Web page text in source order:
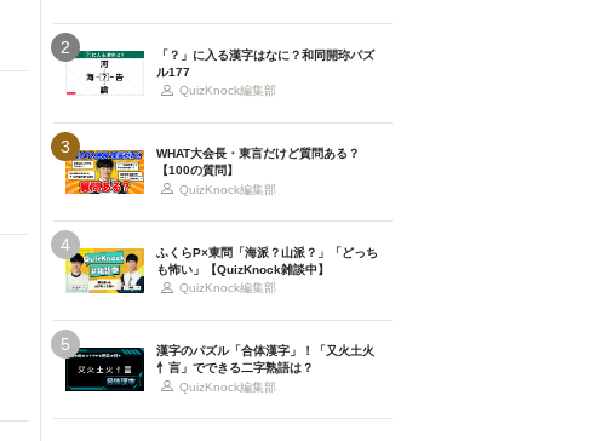
2
「？」に入る漢字はなに？和同開珎パズ
ル177
QuizKnock編集部
3
WHAT大会長・東言だけど質問ある？
【100の質問】
QuizKnock編集部
4
ふくらP×東問「海派？山派？」「どっち
も怖い」【QuizKnock雑談中】
QuizKnock編集部
5
漢字のパズル「合体漢字」！「又火土火
忄言」でできる二字熟語は？
QuizKnock編集部